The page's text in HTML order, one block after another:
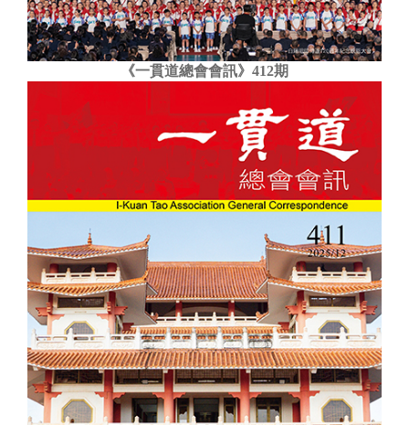
《一貫道總會會訊》412期